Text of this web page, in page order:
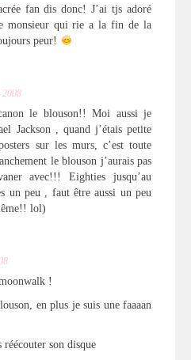
fan dis donc! J’ai tjs adoré
monsieur qui rie a la fin de la
peur!
2008
le blouson!! Moi aussi je
Jackson , quand j’étais petite
sur les murs, c’est toute
le blouson j’aurais pas
avec!!! Eighties jusqu’au
un peu , faut être aussi un peu
lol)
!
en plus je suis une faaaan
réécouter son disque